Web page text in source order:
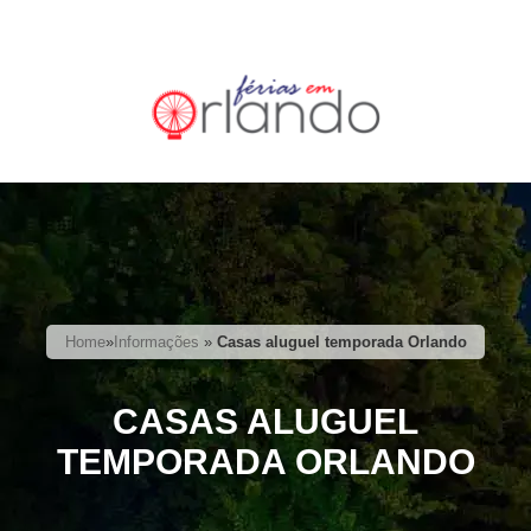
Home»Informações » Casas aluguel temporada Orlando
CASAS ALUGUEL
TEMPORADA ORLANDO